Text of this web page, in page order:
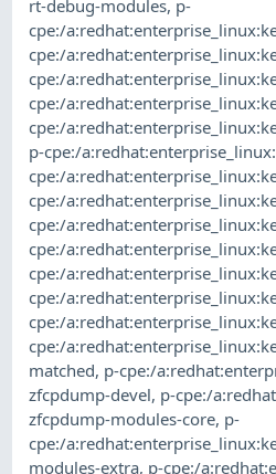
rt-debug-modules, p-
cpe:/
cpe:/
cpe:/
cpe:/
cpe:/
p-cpe:/
cpe:/
cpe:/
cpe:/
cpe:/
cpe:/
cpe:/
cpe:/
cpe:/
matched, p-cpe:/
zfcpdump-devel, p-cpe:/
zfcpdump-modules-core, p-
cpe:/
modules-extra, p-cpe:/